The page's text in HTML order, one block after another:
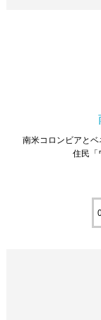
南米コロンビアと
住民「